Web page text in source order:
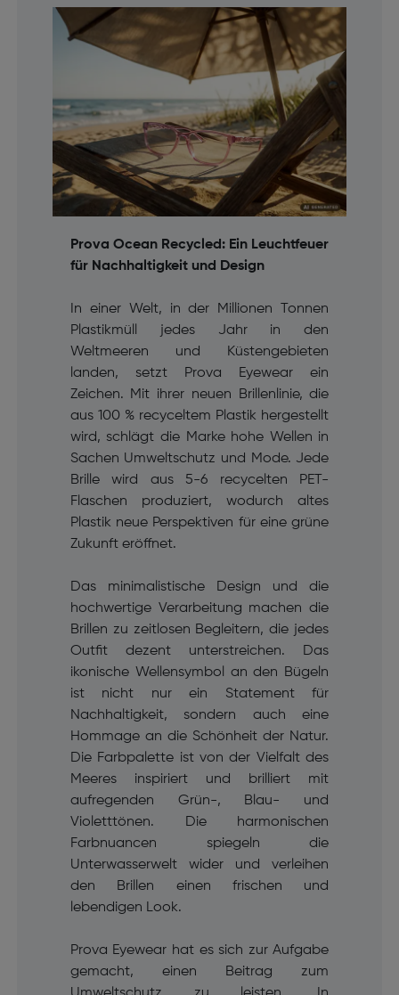
Prova Ocean Recycled: Ein Leuchtfeuer
für Nachhaltigkeit und Design
In einer Welt, in der Millionen Tonnen
Plastikmüll jedes Jahr in den
Weltmeeren und Küstengebieten
landen, setzt Prova Eyewear ein
Zeichen. Mit ihrer neuen Brillenlinie, die
aus 100 % recyceltem Plastik hergestellt
wird, schlägt die Marke hohe Wellen in
Sachen Umweltschutz und Mode. Jede
Brille wird aus 5-6 recycelten PET-
Flaschen produziert, wodurch altes
Plastik neue Perspektiven für eine grüne
Zukunft eröffnet.
Das minimalistische Design und die
hochwertige Verarbeitung machen die
Brillen zu zeitlosen Begleitern, die jedes
Outfit dezent unterstreichen. Das
ikonische Wellensymbol an den Bügeln
ist nicht nur ein Statement für
Nachhaltigkeit, sondern auch eine
Hommage an die Schönheit der Natur.
Die Farbpalette ist von der Vielfalt des
Meeres inspiriert und brilliert mit
aufregenden Grün-, Blau- und
Violetttönen. Die harmonischen
Farbnuancen spiegeln die
Unterwasserwelt wider und verleihen
den Brillen einen frischen und
lebendigen Look.
Prova Eyewear hat es sich zur Aufgabe
gemacht, einen Beitrag zum